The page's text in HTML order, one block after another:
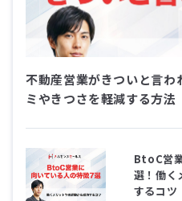
不動産営業がきついと言
ミやきつさを軽減する方法
BtoC営
選！働く
するコツ